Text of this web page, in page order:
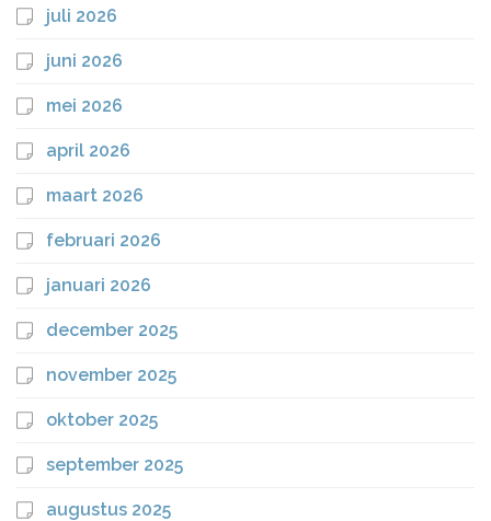
juli 2026
juni 2026
mei 2026
april 2026
maart 2026
februari 2026
januari 2026
december 2025
november 2025
oktober 2025
september 2025
augustus 2025